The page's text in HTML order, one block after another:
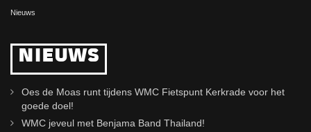
Nieuws
NIEUWS
Oes de Moas runt tijdens WMC Fietspunt Kerkrade voor het
goede doel!
WMC jeveul met Benjama Band Thailand!